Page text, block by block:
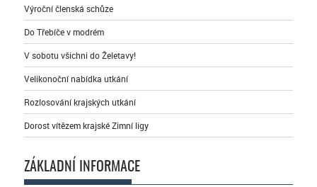
Výroční členská schůze
Do Třebíče v modrém
V sobotu všichni do Želetavy!
Velikonoční nabídka utkání
Rozlosování krajských utkání
Dorost vítězem krajské Zimní ligy
ZÁKLADNÍ INFORMACE